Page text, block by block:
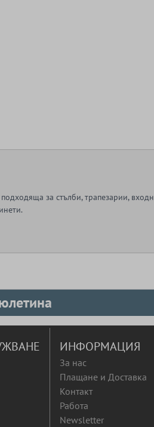
за стълби, трапезарии,
ИНФОРМАЦИЯ
За нас
Плащане и Доставка
Контакт
Работа
Newsletter